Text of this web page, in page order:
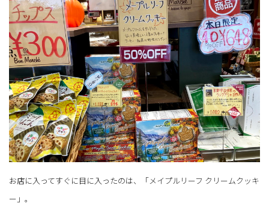
お店に入ってすぐに目に入ったのは、「メイプルリーフ クリームクッキ
ー」。